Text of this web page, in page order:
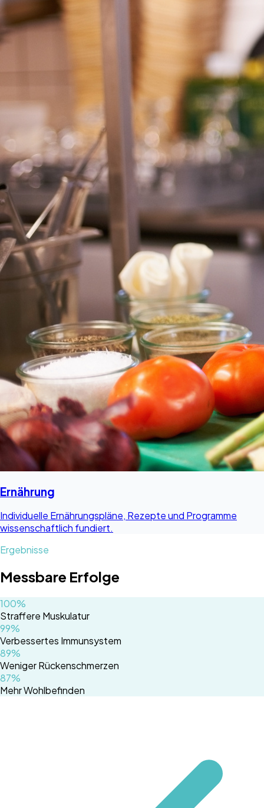
Ernährung
Individuelle Ernährungspläne, Rezepte und Programme
wissenschaftlich fundiert.
Ergebnisse
Messbare Erfolge
100%
Straffere Muskulatur
99%
Verbessertes Immunsystem
89%
Weniger Rückenschmerzen
87%
Mehr Wohlbefinden